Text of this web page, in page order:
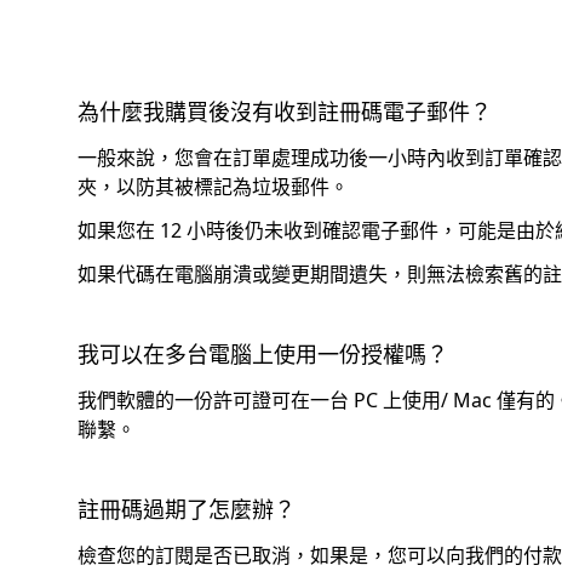
為什麼我購買後沒有收到註冊碼電子郵件？
一般來說，您會在訂單處理成功後一小時內收到訂單確
夾，以防其被標記為垃圾郵件。
如果您在 12 小時後仍未收到確認電子郵件，可能是由
如果代碼在電腦崩潰或變更期間遺失，則無法檢索舊的
我可以在多台電腦上使用一份授權嗎？
我們軟體的一份許可證可在一台 PC 上使用/ Mac 僅有
聯繫。
註冊碼過期了怎麼辦？
檢查您的訂閱是否已取消，如果是，您可以向我們的付